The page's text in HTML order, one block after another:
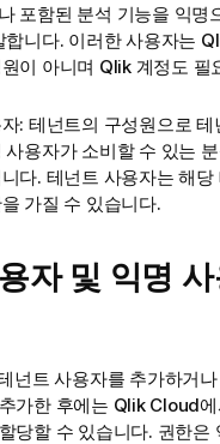
포함된 분석 기능을 익명
합니다. 이러한 사용자는
이 아니며 Qlik계정도 필
: 테넌트의 구성원으로 테
사용자가 소비할 수 있는
다. 테넌트 사용자는 해당
가질 수 있습니다.
자 및 익명
넌트 사용자를 추가하거
가한 후에는 Qlik Cloud
당할 수 있습니다. 권한은